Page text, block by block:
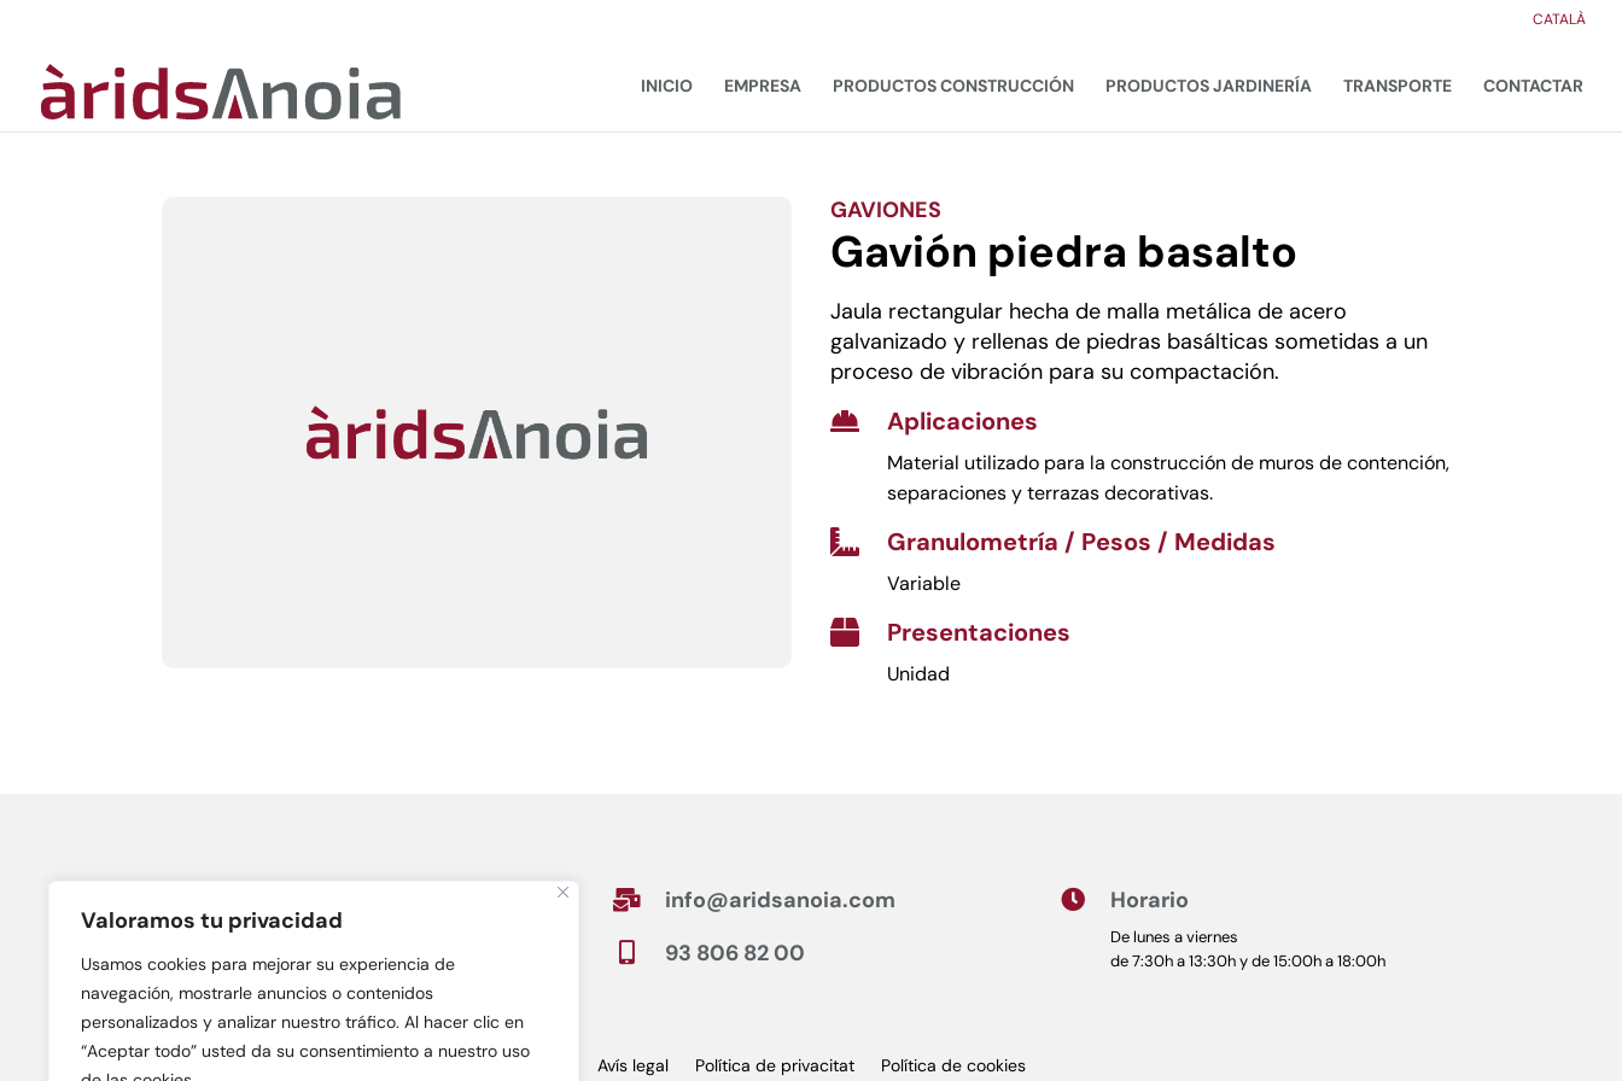
Valoramos tu privacidad
Usamos cookies para mejorar su experiencia de
navegación, mostrarle anuncios o contenidos
personalizados y analizar nuestro tráfico. Al hacer clic en
“Aceptar todo” usted da su consentimiento a nuestro uso
CATALÀ
INICIO EMPRESA PRODUCTOS CONSTRUCCIÓN PRODUCTOS JARDINERÍA TRANSPORTE CONTACTAR
GAVIONES
Gavión piedra basalto
Jaula rectangular hecha de malla metálica de acero
galvanizado y rellenas de piedras basálticas sometidas a un
proceso de vibración para su compactación.

Aplicaciones
Material utilizado para la construcción de muros de contención,
separaciones y terrazas decorativas.
 Granulometría / Pesos / Medidas
Variable
 Presentaciones
Unidad
C/ Gran Bretanya, n. 38A
08700 – Igualada (Barcelona)
 info@aridsanoia.com
 93 806 82 00
 Horario
De lunes a viernes
de 7:30h a 13:30h y de 15:00h a 18:00h
Avís legal Política de privacitat Política de cookies